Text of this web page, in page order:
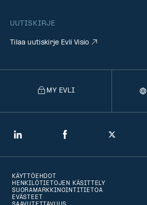
UUTISKIRJE
Tilaa uutiskirje Evli Visio
LinkedIn Facebook Twitter
MY EVLI
KÄYTTÖEHDOT
HENKILÖTIETOJEN KÄSITTELY
SUORAMARKKINOINTITIETOA
EVÄSTEET